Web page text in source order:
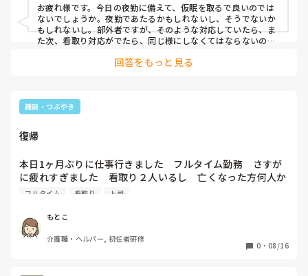
お疲れ様です。今日の夜勤に備えて、仮眠を取るで良いのでは
ないでしょうか。夜勤であたるかもしれないし、そうでないか
もしれないし。部外者ですが、そのような対応していたら、ま
た次、看取り対応がでたら、同じ様にしなくてはならないのか
ないかと思いますが。回答をもっと見る
雑談・つぶやき
復帰
本日1ヶ月ぶりに仕事行きました　フルタイム勤務　さすが
に疲れすぎました　看取り２人いるし　亡くなった方何人か
いらっしゃるしやり方変わってて1人でアタフタしました
に話し明日色々と教えてくださると　またある意味一からや
り直しだ‐
帰ってからチオビタドリンク飲んですっきり　とりあえず火
フルタイム 看取り 上司
もとこ
介護職・ヘルパー, 初任者研修
0 ・ 08/16